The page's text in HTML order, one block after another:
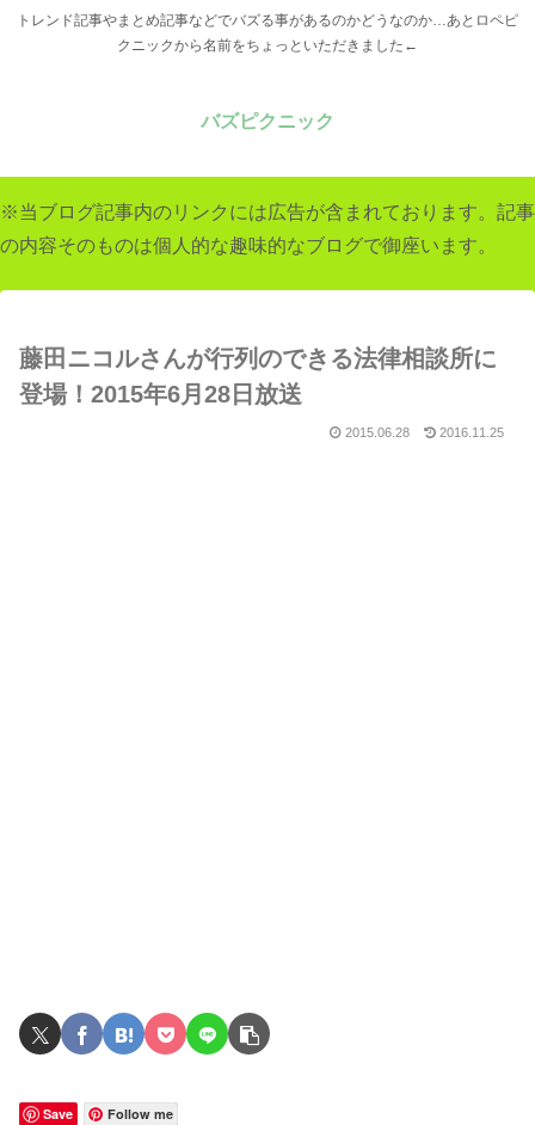
トレンド記事やまとめ記事などでバズる事があるのかどうなのか…あとロペピ
クニックから名前をちょっといただきました←
バズピクニック
※当ブログ記事内のリンクには広告が含まれております。記事
の内容そのものは個人的な趣味的なブログで御座います。
藤田ニコルさんが行列のできる法律相談所に
登場！2015年6月28日放送
2015.06.28 2016.11.25
Save Follow me